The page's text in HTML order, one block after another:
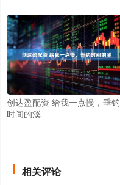
创达盈配资 给我一点慢，垂钓
时间的溪
相关评论